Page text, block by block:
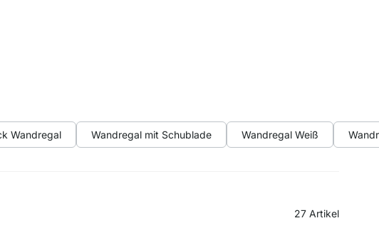
Wandregal Wandregal mit Schublade Wandregal Weiß
27 Artikel